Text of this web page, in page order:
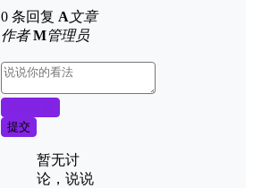
0 条回复 A文章
作者 M管理员
提交
暂无讨
论，说说